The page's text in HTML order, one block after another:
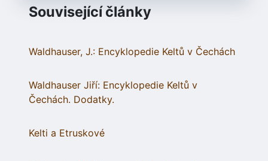
Související články
Waldhauser, J.: Encyklopedie Keltů v Čechách
Waldhauser Jiří: Encyklopedie Keltů v
Čechách. Dodatky.
Kelti a Etruskové